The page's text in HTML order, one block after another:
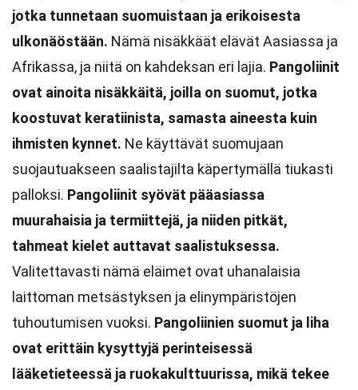
jotka tunnetaan suomuistaan ja erikoisesta
ulkonäöstään. Nämä nisäkkäät elävät Aasiassa ja
Afrikassa, ja niitä on kahdeksan eri lajia. Pangoliinit
ovat ainoita nisäkkäitä, joilla on suomut, jotka
koostuvat keratiinista, samasta aineesta kuin
ihmisten kynnet. Ne käyttävät suomujaan
suojautuakseen saalistajilta käpertymällä tiukasti
palloksi. Pangoliinit syövät pääasiassa
muurahaisia ja termiittejä, ja niiden pitkät,
tahmeat kielet auttavat saalistuksessa.
Valitettavasti nämä eläimet ovat uhanalaisia
laittoman metsästyksen ja elinympäristöjen
tuhoutumisen vuoksi. Pangoliinien suomut ja liha
ovat erittäin kysyttyjä perinteisessä
lääketieteessä ja ruokakulttuurissa, mikä tekee